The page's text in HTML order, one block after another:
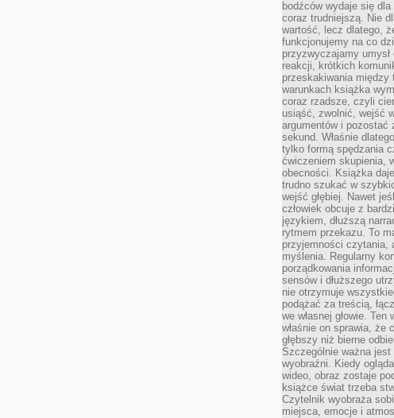
bodźców wydaje się
coraz trudniejszą. Nie
wartość, lecz dlatego,
funkcjonujemy na co
przyzwyczajamy
reakcji, krótkich
przeskakiwania
warunkach książka
coraz rzadsze, czyli
usiąść, zwolnić, wejść
argumentów i pozostać
sekund. Właśnie
tylko formą spędzania
ćwiczeniem skupienia,
obecności. Książka
trudno szukać w
wejść głębiej. Nawet
człowiek obcuje z
językiem, dłuższą
rytmem przekazu. To
przyjemności czytania,
myślenia. Regularny
porządkowania
sensów i dłuższego
nie otrzymuje
podążać za treścią,
we własnej głowie.
właśnie on sprawia, że
głębszy niż bierne
Szczególnie ważna
wyobraźni. Kiedy
wideo, obraz zostaje
książce świat trzeba
Czytelnik wyobraża
miejsca, emocje i